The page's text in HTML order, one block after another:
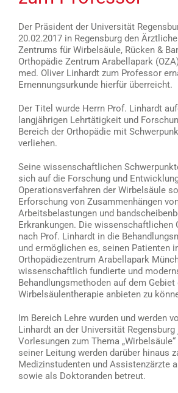
Der Präsident der Universität
20.02.2017 in Regensburg den
Zentrums für Wirbelsäule, Rücken &
Orthopädie Zentrum Arabellapark
med. Oliver Linhardt zum Professor
Ernennungsurkunde hierfür überreicht.
Der Titel wurde Herrn Prof. Linhardt
langjährigen Lehrtätigkeit und
Bereich der Orthopädie mit
verliehen.
Seine wissenschaftlichen
sich auf die Forschung und
Operationsverfahren der Wirbelsäule
Erforschung von Zusammenhängen
Arbeitsbelastungen und
Erkrankungen. Die wissenschaftlichen
nach Prof. Linhardt in die
und ermöglichen es, seinen Patienten
Orthopädiezentrum Arabellapark
wissenschaftlich fundierte und
Behandlungsmethoden auf dem Gebiet
Wirbelsäulentherapie anbieten zu
Im Bereich Lehre wurden und werden
Linhardt an der Universität
Vorlesungen zum Thema
seiner Leitung werden darüber hinaus
Medizinstudenten und Assistenzärzte
sowie als Doktoranden betreut.